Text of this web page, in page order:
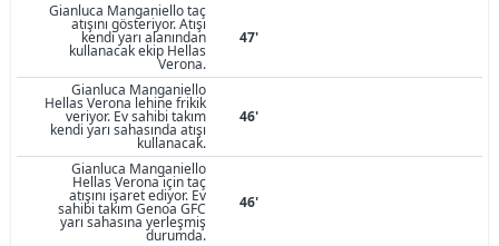
Gianluca Manganiello taç
atışını gösteriyor. Atışı
kendi yarı alanından
kullanacak ekip Hellas
Verona.
47'
Gianluca Manganiello
Hellas Verona lehine frikik
veriyor. Ev sahibi takım
kendi yarı sahasında atışı
kullanacak.
46'
Gianluca Manganiello
Hellas Verona için taç
atışını işaret ediyor. Ev
sahibi takım Genoa GFC
yarı sahasına yerleşmiş
durumda.
46'